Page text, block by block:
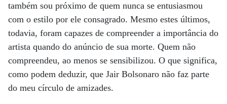
também sou próximo de quem nunca se entusiasmou
com o estilo por ele consagrado. Mesmo estes últimos,
todavia, foram capazes de compreender a importância do
artista quando do anúncio de sua morte. Quem não
compreendeu, ao menos se sensibilizou. O que significa,
como podem deduzir, que Jair Bolsonaro não faz parte
do meu círculo de amizades.